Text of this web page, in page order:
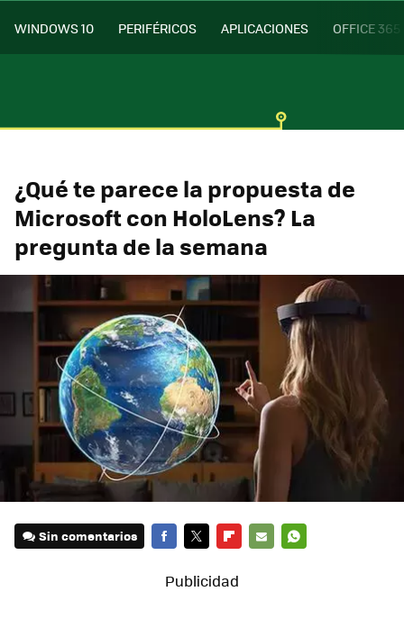
WINDOWS 10 PERIFÉRICOS APLICACIONES OFFICE 365
¿Qué te parece la propuesta de
Microsoft con HoloLens? La
pregunta de la semana
Sin comentarios